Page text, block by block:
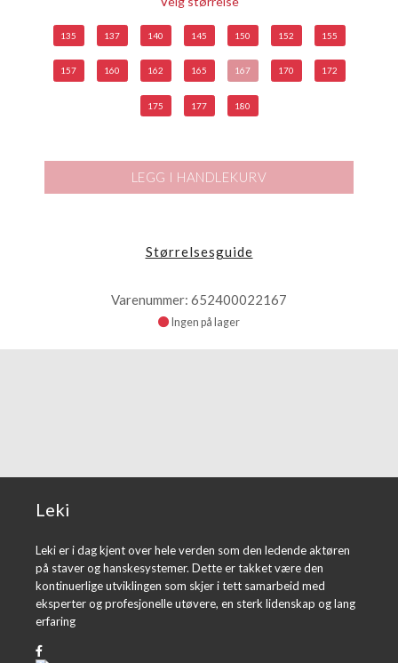
135 137 140 145 150 152 155
157 160 162 165 167 170 172
175 177 180
LEGG I HANDLEKURV
Størrelsesguide
Varenummer: 652400022167
Ingen på lager
Leki
Leki er i dag kjent over hele verden som den ledende aktøren
på staver og hanskesystemer. Dette er takket være den
kontinuerlige utviklingen som skjer i tett samarbeid med
eksperter og profesjonelle utøvere, en sterk lidenskap og lang
erfaring